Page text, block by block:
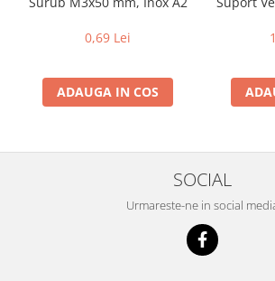
0,69 Lei
ADAUGA IN COS
SOCIAL
Urmareste-ne in social